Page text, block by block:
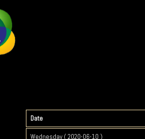
Date
Wednesday ( 2020-06-10 )